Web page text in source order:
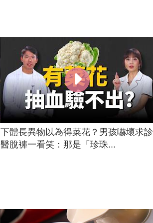
下體長異物以為得菜花？男孩嚇壞求診
醫脫褲一看笑：那是「珍珠...